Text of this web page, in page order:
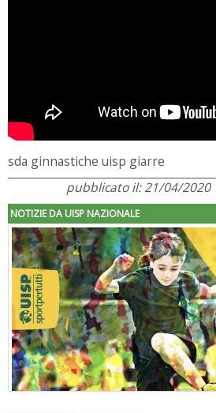
sda ginnastiche uisp giarre
pubblicato il: 21/04/
NOTIZIE DA UISP NAZIONALE